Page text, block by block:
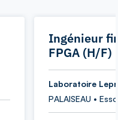
Ingénieur
FPGA (H/F)
Laboratoire
PALAISEAU •